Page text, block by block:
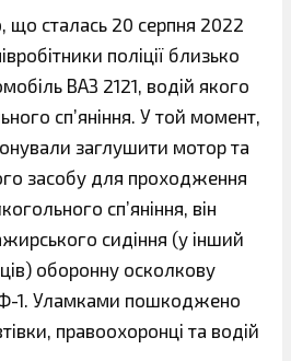
сталась 20 серпня 2022
поліції близько
ВАЗ 2121, водій якого
сп’яніння. У той момент,
заглушити мотор та
засобу для проходження
сп’яніння, він
сидіння (у інший
оборонну осколкову
Ф-1. Уламками пошкоджено
правоохоронці та водій